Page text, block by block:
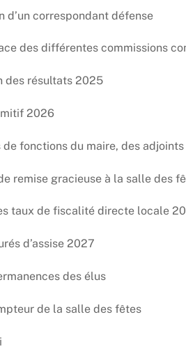
d’un correspondant défense
des différentes commissions
des résultats 2025
2026
de fonctions du maire, des
remise gracieuse à la salle des
taux de fiscalité directe locale
d’assise 2027
des élus
de la salle des fêtes